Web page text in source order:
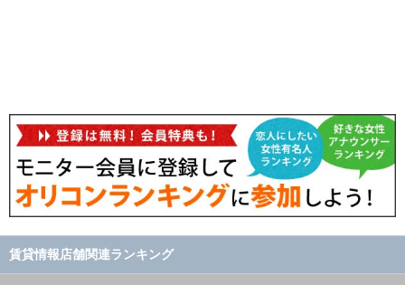
賃貸情報店舗関連ランキング